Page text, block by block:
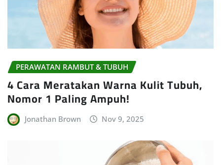
PERAWATAN RAMBUT & TUBUH
4 Cara Meratakan Warna Kulit Tubuh,
Nomor 1 Paling Ampuh!
Jonathan Brown Nov 9, 2025